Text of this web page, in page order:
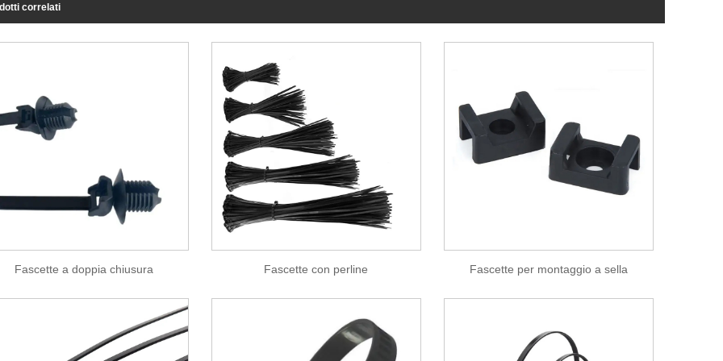
correlati
Fascette a doppia chiusura Fascette con perline Fascette per montaggio a sella